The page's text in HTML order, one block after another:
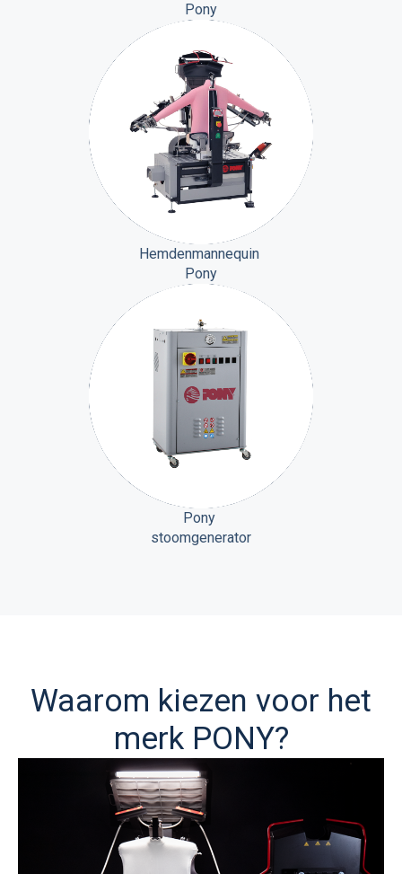
Pony
Hemdenmannequin
Pony
Hemdenmannequin
Pony
stoomgenerator
Pony
stoomgenerator
Waarom kiezen voor het
merk PONY?